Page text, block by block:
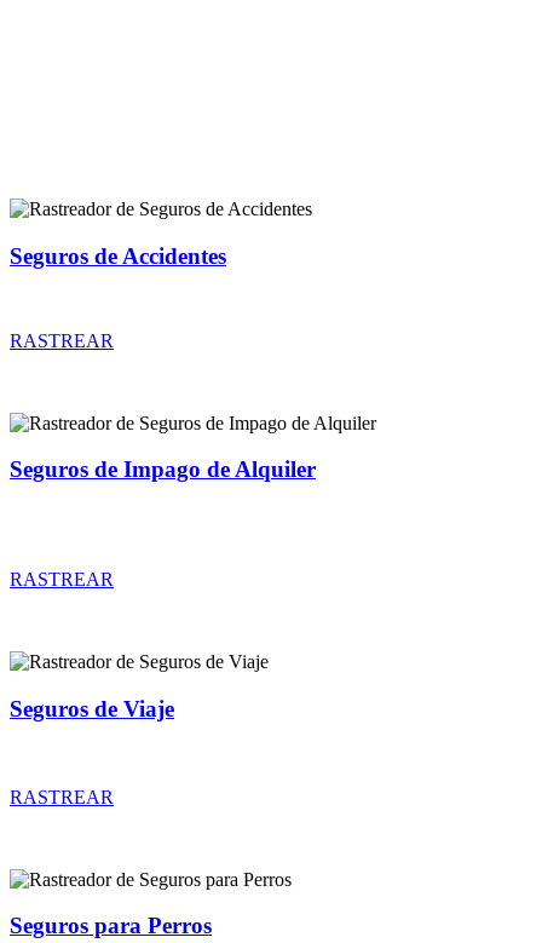
Seguros de Accidentes
RASTREAR
Seguros de Impago de Alquiler
RASTREAR
Seguros de Viaje
RASTREAR
Seguros para Perros